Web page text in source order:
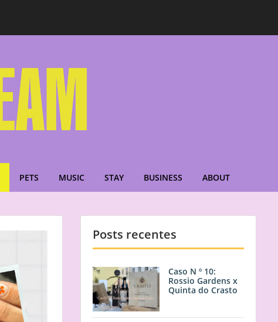
PETS MUSIC STAY BUSINESS ABOUT
Posts recentes
Caso N º 10:
Rossio Gardens x
Quinta do Crasto